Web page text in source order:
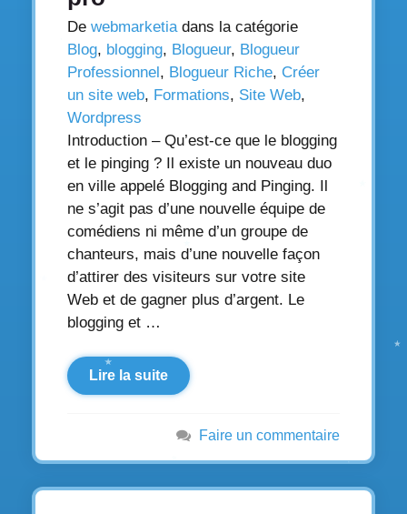
De webmarketiadans la catégorie
Blog, blogging, Blogueur, Blogueur
Professionnel, Blogueur Riche, Créer
un site web, Formations, Site Web,
Wordpress
Introduction – Qu’est-ce que le blogging
et le pinging ? Il existe un nouveau duo
en ville appelé Blogging and Pinging. Il
ne s’agit pas d’une nouvelle équipe de
comédiens ni même d’un groupe de
chanteurs, mais d’une nouvelle façon
d’attirer des visiteurs sur votre site
Web et de gagner plus d’argent. Le
blogging et …
Lire la suite
Faire un commentaire